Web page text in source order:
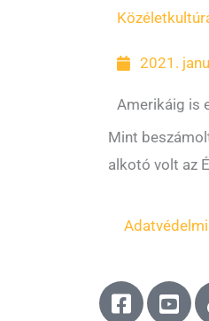
Közélet
2021.
Amerikáig is
Mint
alkotó volt az
F
a
Y
o